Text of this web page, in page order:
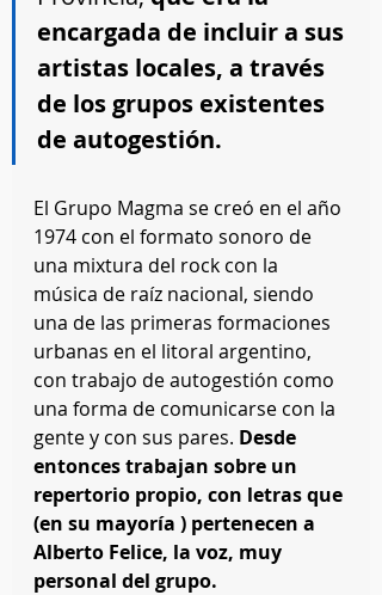
encargada de incluir a sus
artistas locales, a través
de los grupos existentes
de autogestión.
El Grupo Magma se creó en el año
1974 con el formato sonoro de
una mixtura del rock con la
música de raíz nacional, siendo
una de las primeras formaciones
urbanas en el litoral argentino,
con trabajo de autogestión como
una forma de comunicarse con la
gente y con sus pares. Desde
entonces trabajan sobre un
repertorio propio, con letras que
(en su mayoría ) pertenecen a
Alberto Felice, la voz, muy
personal del grupo.